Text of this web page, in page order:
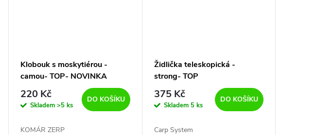
Klobouk s moskytiérou -
camou- TOP- NOVINKA
220 Kč
Skladem>5 ks
DO KOŠÍKU
KOMÁR ZERP
Židlička teleskopická -
strong- TOP
375 Kč
Skladem 5 ks
DO KOŠÍKU
Carp System